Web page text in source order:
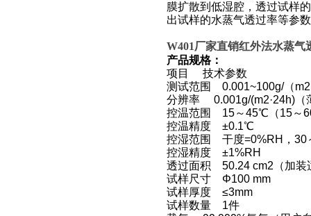
膜扩散到低湿腔，透过试样
出试样的水蒸气透过率等参
W401厂家直销红外法水蒸气
产品规格：
项目 技术参数
测试范围 0.001~100g/（
分辨率 0.001g/(m2·24h)
控温范围 15～45℃（15
控温精度 ±0.1℃
控湿范围 干度=0%RH，30
控湿精度 ±1%RH
透过面积 50.24 cm2（加
试样尺寸 Φ100 mm
试样厚度 ≤3mm
试样数量 1件